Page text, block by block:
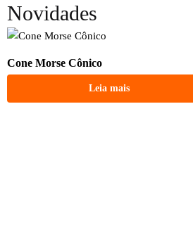
Novidades
Cone Morse Cônico
Leia mais